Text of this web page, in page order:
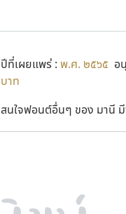
ปีที่เผยแพร่ : พ.ศ. ๒๕๖๕ อ
บาท
สนใจฟอนต์อื่นๆ ของ มานี